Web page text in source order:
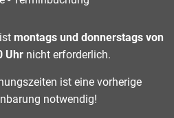
montags und donnerstags von
Uhr nicht erforderlich.
ist eine vorherige
notwendig!